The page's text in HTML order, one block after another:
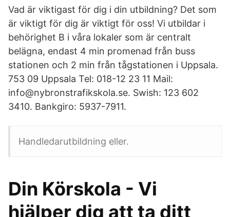
Vad är viktigast för dig i din utbildning? Det som
är viktigt för dig är viktigt för oss! Vi utbildar i
behörighet B i våra lokaler som är centralt
belägna, endast 4 min promenad från buss
stationen och 2 min från tågstationen i Uppsala.
753 09 Uppsala Tel: 018-12 23 11 Mail:
info@nybronstrafikskola.se. Swish: 123 602
3410. Bankgiro: 5937-7911.
Handledarutbildning eller.
Din Körskola - Vi
hjälper dig att ta ditt